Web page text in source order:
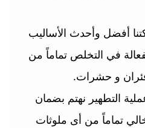
أفضل وأحدث الأساليب
في التخلص تماماً من
و حشرات.
التطهير نهتم بضمان
تماماً من أى ملوثات